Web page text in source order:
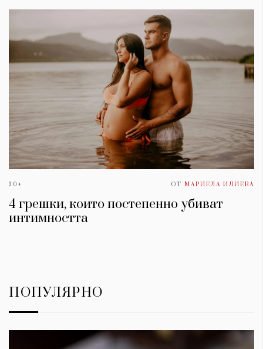
30+ ОТ МАРИЕЛА ИЛИЕВА
4 грешки, които постепенно убиват
интимността
ПОПУЛЯРНО